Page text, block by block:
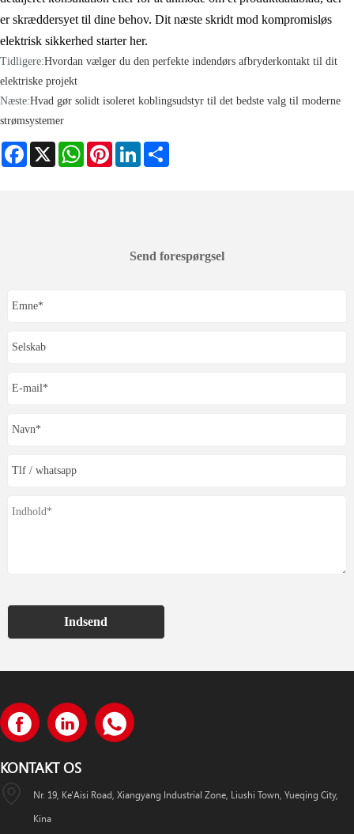
er skræddersyet til dine behov. Dit næste skridt mod kompromisløs
elektrisk sikkerhed starter her.
Tidligere:Hvordan vælger du den perfekte indendørs afbryderkontakt til dit
elektriske projekt
Næste:Hvad gør solidt isoleret koblingsudstyr til det bedste valg til moderne
strømsystemer
Facebook
X WhatsAppPinterestLinkedIn
Send forespørgsel
Indsend
KONTAKT OS
Nr. 19, Ke'Aisi Road, Xiangyang Industrial Zone, Liushi Town, Yueqing City,
Kina